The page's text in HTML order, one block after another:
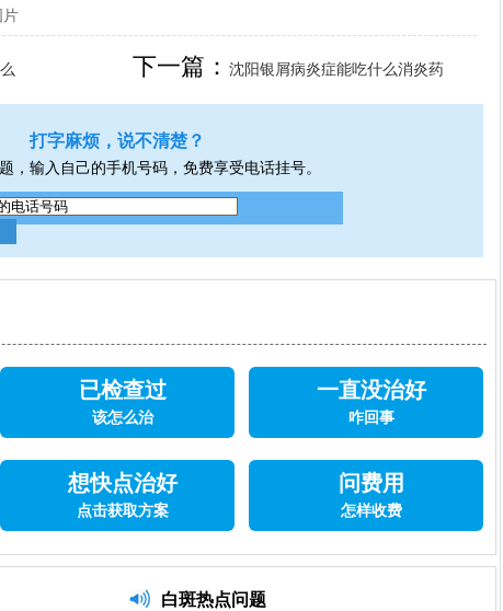
片
下一篇：沈阳银屑病炎症能吃什么消炎药
打字麻烦，说不清楚？
，输入自己的手机号码，免费享受电话挂号。
已检查过
该怎么治
一直没治好
咋回事
想快点治好
点击获取方案
问费用
怎样收费
白斑热点问题